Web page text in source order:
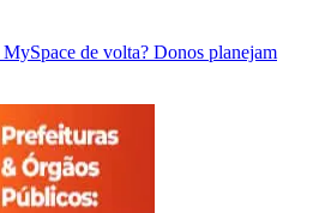
MySpace de volta? Donos planejam